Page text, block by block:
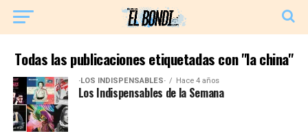
Todas las publicaciones etiquetadas con "la china"
·LOS INDISPENSABLES· Hace 4 años
Los Indispensables de la Semana